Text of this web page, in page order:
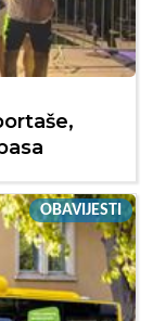
OBAVIJESTI